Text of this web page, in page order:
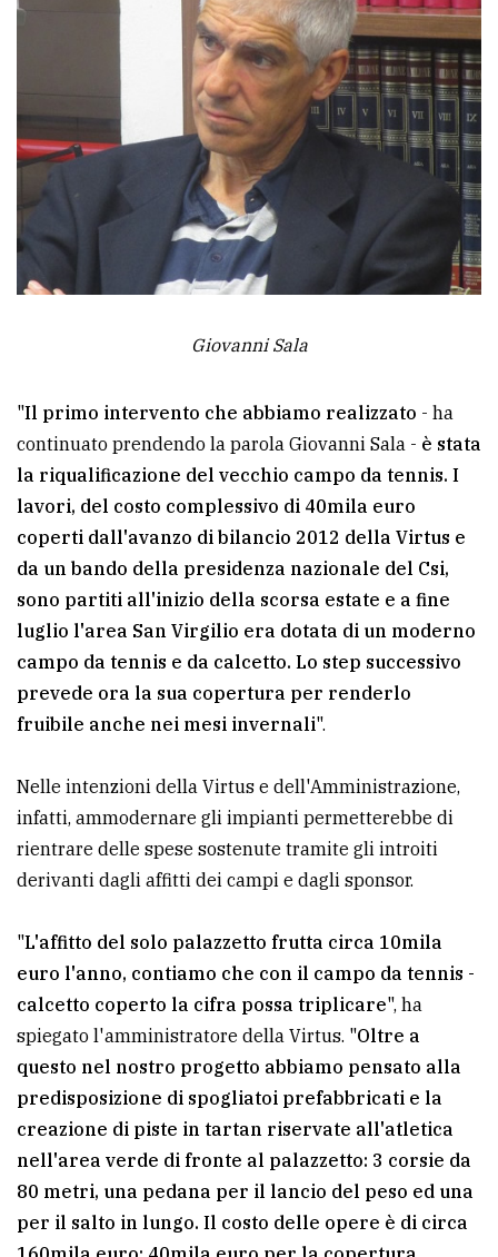
Giovanni Sala
"Il primo intervento che abbiamo realizzato - ha
continuato prendendo la parola Giovanni Sala - è stata
la riqualificazione del vecchio campo da tennis. I
lavori, del costo complessivo di 40mila euro
coperti dall'avanzo di bilancio 2012 della Virtus e
da un bando della presidenza nazionale del Csi,
sono partiti all'inizio della scorsa estate e a fine
luglio l'area San Virgilio era dotata di un moderno
campo da tennis e da calcetto. Lo step successivo
prevede ora la sua copertura per renderlo
fruibile anche nei mesi invernali".
Nelle intenzioni della Virtus e dell'Amministrazione,
infatti, ammodernare gli impianti permetterebbe di
rientrare delle spese sostenute tramite gli introiti
derivanti dagli affitti dei campi e dagli sponsor.
"L'affitto del solo palazzetto frutta circa 10mila
euro l'anno, contiamo che con il campo da tennis -
calcetto coperto la cifra possa triplicare", ha
spiegato l'amministratore della Virtus. "Oltre a
questo nel nostro progetto abbiamo pensato alla
predisposizione di spogliatoi prefabbricati e la
creazione di piste in tartan riservate all'atletica
nell'area verde di fronte al palazzetto: 3 corsie da
80 metri, una pedana per il lancio del peso ed una
per il salto in lungo. Il costo delle opere è di circa